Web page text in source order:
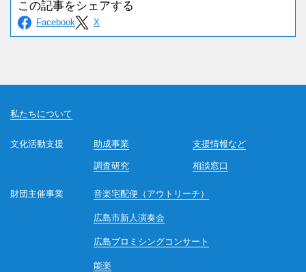
私たちについて
文化活動支援 助成事業
調査研究 相談窓口
支援情報など
財団主催事業 音楽宅配便（アウトリーチ）
広島市新人演奏会
広島プロミシングコンサート
能楽